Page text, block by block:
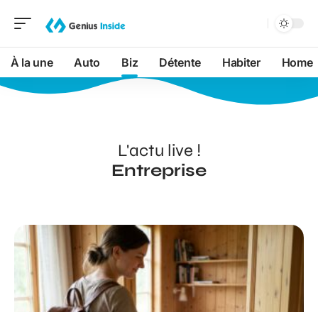
À la une Auto Biz Détente Habiter Home
L'actu live !
Entreprise